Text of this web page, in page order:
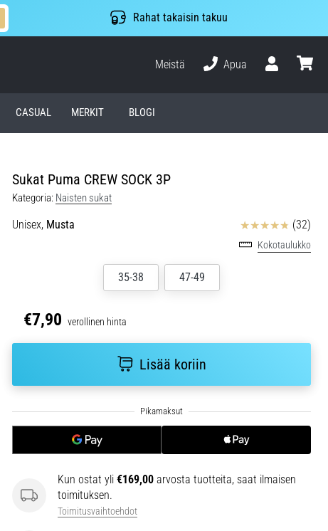
Rahat takaisin takuu
Meistä
Apua
CASUAL MERKIT BLOGI
Sukat Puma CREW SOCK 3P
Kategoria: Naisten sukat
Unisex, Musta Arvostelut (32)
Kokotaulukko
35-38 47-49
€7,90 verollinen hinta
Lisää koriin
Kun ostat yli €169,00 arvosta tuotteita, saat ilmaisen
toimituksen.
Toimitusvaihtoehdot